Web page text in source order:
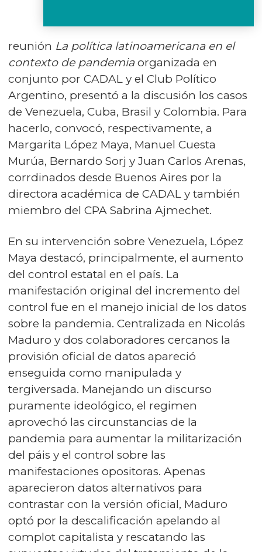
reunión La política latinoamericana en el
contexto de pandemiaorganizada en
conjunto por CADAL y el Club Político
Argentino, presentó a la discusión los casos
de Venezuela, Cuba, Brasil y Colombia. Para
hacerlo, convocó, respectivamente, a
Margarita López Maya, Manuel Cuesta
Murúa, Bernardo Sorj y Juan Carlos Arenas,
corrdinados desde Buenos Aires por la
directora académica de CADAL y también
miembro del CPA Sabrina Ajmechet.
En su intervención sobre Venezuela, López
Maya destacó, principalmente, el aumento
del control estatal en el país. La
manifestación original del incremento del
control fue en el manejo inicial de los datos
sobre la pandemia. Centralizada en Nicolás
Maduro y dos colaboradores cercanos la
provisión oficial de datos apareció
enseguida como manipulada y
tergiversada. Manejando un discurso
puramente ideológico, el regimen
aprovechó las circunstancias de la
pandemia para aumentar la militarización
del páis y el control sobre las
manifestaciones opositoras. Apenas
aparecieron datos alternativos para
contrastar con la versión oficial, Maduro
optó por la descalificación apelando al
complot capitalista y rescatando las